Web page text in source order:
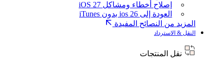
إصلاح أخطاء ومشاكل iOS 27
العودة إلى ios 26 بدون iTunes
المزيد من النصائح المفيدة
النقل & الاسترداد
نقل المنتجات